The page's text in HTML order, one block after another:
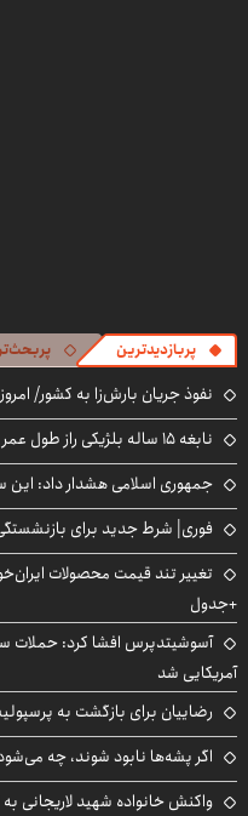
پربازدیدترین
نفوذ جریان بارش‌زا به کشور/
نابغه ۱۵ ساله بلژیکی راز طول عمر و توقف پیری انسان را کشف می‌کند؟
جمهوری اسلامی هشدار داد:
فوری| شرط جدید برای
+جدول
آمریکایی شد
رضاییان برای بازگشت به
اگر پشه‌ها نابود شوند، چه
واکنش خانواده شهید لاریجانی